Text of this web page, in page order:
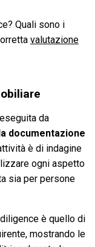
Quali sono i
valutazione
da
documentazione
è di indagine
ogni aspetto
sia per persone
è quello di
mostrando le